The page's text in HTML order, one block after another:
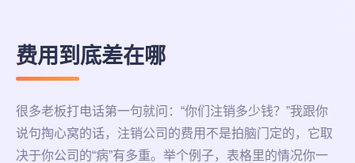
费用到底差在哪
很多老板打电话第一句就问：“你们注销多少钱？”我跟你
说句掏心窝的话，注销公司的费用不是拍脑门定的，它取
决于你公司的“病”有多重。举个例子，表格里的情况你一